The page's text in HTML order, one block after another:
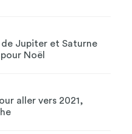
Jupiter et Saturne
Noël
aller vers 2021,